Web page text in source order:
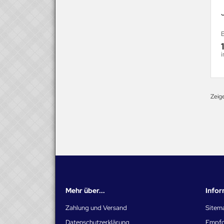
Mehr über...
Zahlung und Versand
Datenschutzerklärung